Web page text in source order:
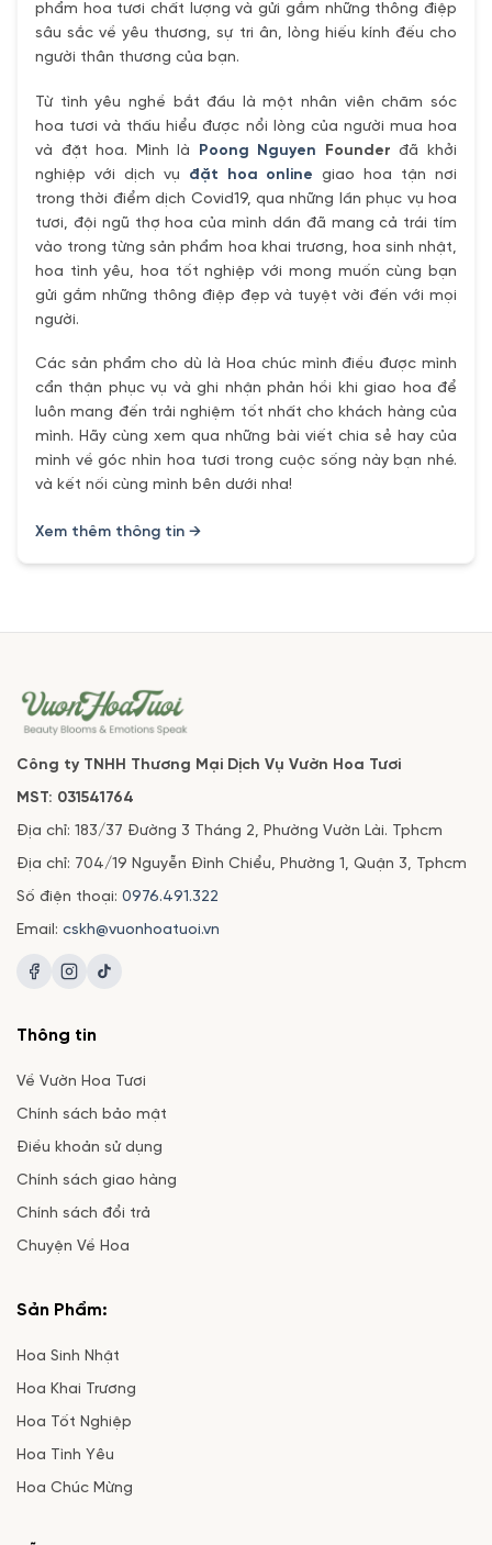
phẩm hoa tươi chất lượng và gửi gắm những thông điệp
sâu sắc về yêu thương, sự tri ân, lòng hiếu kính đếu cho
người thân thương của bạn.
Từ tình yêu nghề bắt đầu là một nhân viên chăm sóc
hoa tươi và thấu hiểu được nổi lòng của người mua hoa
và đặt hoa. Mình là
Poong Nguyen Founder đã khởi
nghiệp với dịch vụ đặt hoa online giao hoa tận nơi
trong thời điểm dịch Covid19, qua những lần phục vụ hoa
tươi, đội ngũ thợ hoa của mình dần đã mang cả trái tím
vào trong từng sản phẩm hoa khai trương, hoa sinh nhật,
hoa tình yêu, hoa tốt nghiệp với mong muốn cùng bạn
gửi gắm những thông điệp đẹp và tuyệt vời đến với mọi
người.
Các sản phẩm cho dù là Hoa chúc mình điều được mình
cẩn thận phục vụ và ghi nhận phản hồi khi giao hoa để
luôn mang đến trải nghiệm tốt nhất cho khách hàng của
mình. Hãy cùng xem qua những bài viết chia sẻ hay của
mình về góc nhìn hoa tươi trong cuộc sống này bạn nhé.
và kết nối cùng mình bên dưới nha!
Xem thêm thông tin →
Công ty TNHH Thương Mại Dịch Vụ Vườn Hoa Tươi
MST: 031541764
Địa chỉ: 183/37 Đường 3 Tháng 2, Phường Vườn Lài. Tphcm
Địa chỉ: 704/19 Nguyễn Đình Chiểu, Phường 1, Quận 3, Tphcm
Số điện thoại: 0976.491.322
Email: cskh@vuonhoatuoi.vn
Thông tin
Về Vườn Hoa Tươi
Chính sách bảo mật
Điều khoản sử dụng
Chính sách giao hàng
Chính sách đổi trả
Chuyện Về Hoa
Sản Phẩm:
Hoa Sinh Nhật
Hoa Khai Trương
Hoa Tốt Nghiệp
Hoa Tình Yêu
Hoa Chúc Mừng